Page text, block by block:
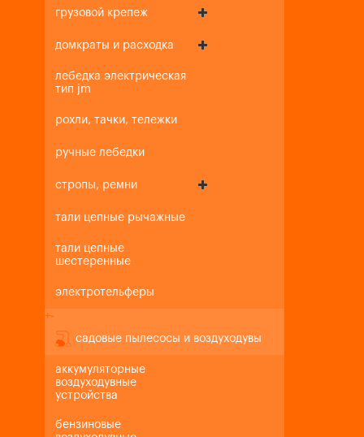
грузовой крепеж
домкраты и расходка
лебедка электрическая
тип jm
рохли, тачки, тележки
ручные лебедки
стропы, ремни
тали цепные рычажные
тали цепные
шестеренные
электротельферы
+-
садовые пылесосы и воздуходувы
аккумуляторные
воздуходувные
устройства
бензиновые